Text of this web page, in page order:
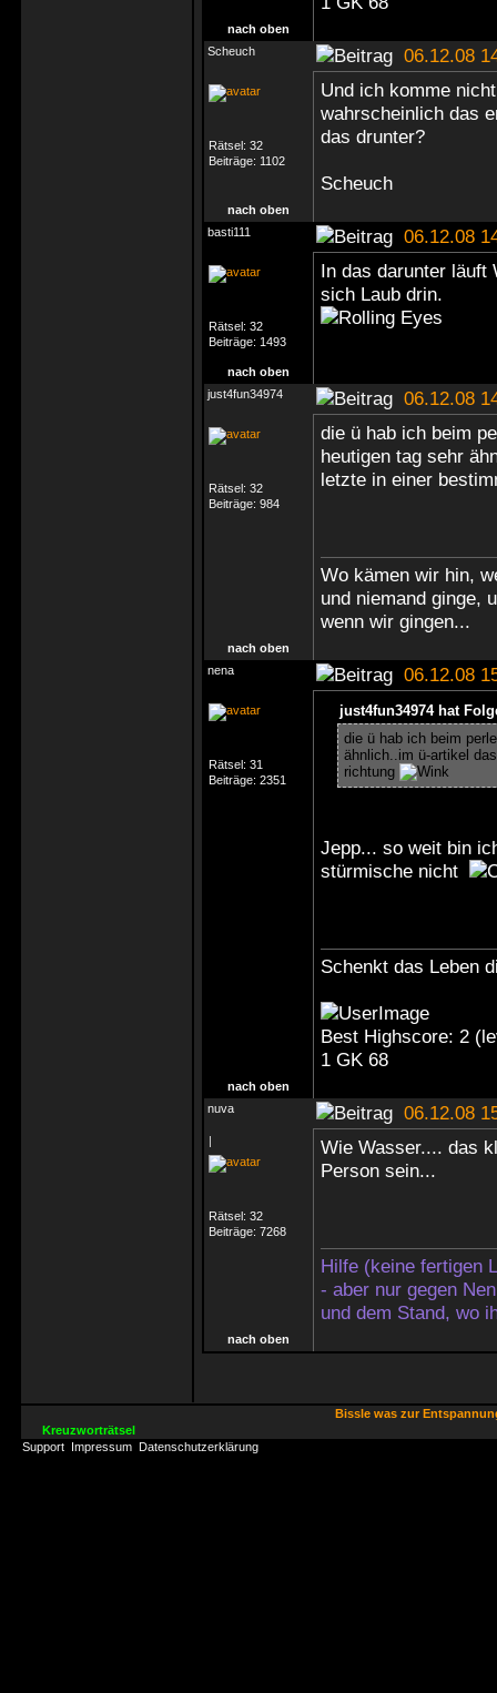
nach oben
Scheuch
06.12.08
Rätsel: 32
Beiträge: 1102
Und ich komme
wahrscheinlich das
das drunter?
Scheuch
nach oben
basti111
06.12.08
Rätsel: 32
Beiträge: 1493
In das darunter läuft
sich Laub drin.
nach oben
just4fun34974
06.12.08
Rätsel: 32
Beiträge: 984
die ü hab ich beim
heutigen tag sehr
letzte in einer
Wo kämen wir hin,
und niemand ginge,
wenn wir gingen...
nach oben
nena
06.12.08
Rätsel: 31
Beiträge: 2351
just4fun34974 hat
die ü hab ich beim
ähnlich..im ü-artikel
richtung
Jepp... so weit bin
stürmische nicht
Schenkt das Leben
Best Highscore: 2
1 GK 68
nach oben
nuva
06.12.08
|
Rätsel: 32
Beiträge: 7268
Wie Wasser.... das
Person sein...
Hilfe (keine fertigen
- aber nur gegen
und dem Stand, wo
nach oben
Bissle was zur
Kreuzworträtsel
Support Impressum Datenschutzerklärung